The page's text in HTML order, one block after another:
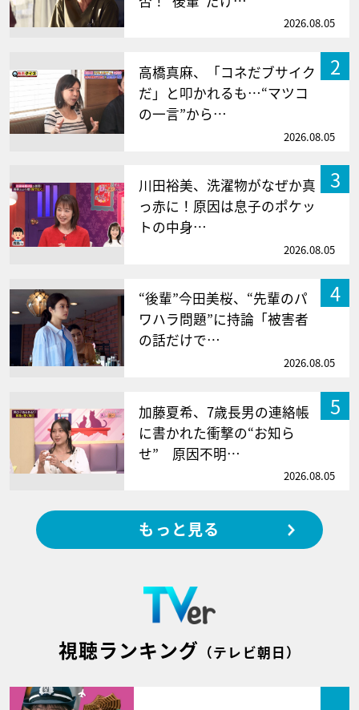
2026.08.05
2
高橋真麻、「コネだブサイク
だ」と叩かれるも…“マツコ
の一言”から…
2026.08.05
3
川田裕美、洗濯物がなぜか真
っ赤に！原因は息子のポケッ
トの中身…
2026.08.05
4
“後輩”今田美桜、“先輩のパ
ワハラ問題”に持論「被害者
の話だけで…
2026.08.05
5
加藤夏希、7歳長男の連絡帳
に書かれた衝撃の“お知ら
せ” 原因不明…
2026.08.05
もっと見る
視聴ランキング （テレビ朝日）